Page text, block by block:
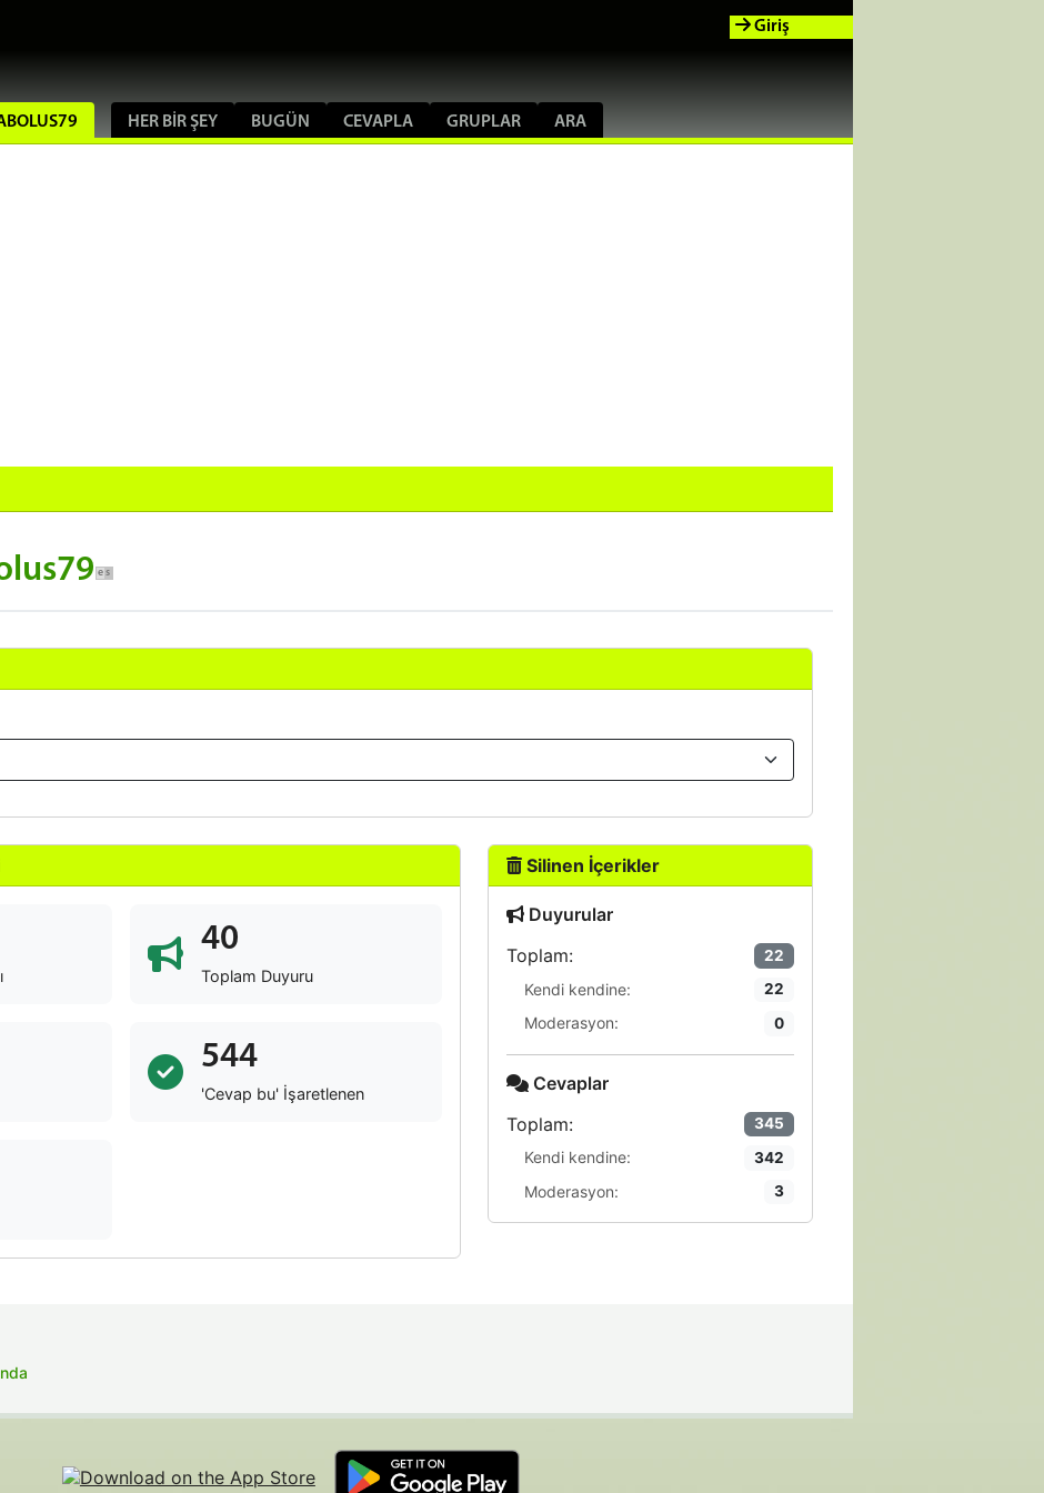
HER BIR ŞEY BUGÜN CEVAPLA GRUPLAR ARA
Giriş
40
Toplam Duyuru
544
'Cevap bu' İşaretlenen
Silinen İçerikler
Duyurular
Toplam:
22
Kendi kendine: 22
Moderasyon: 0
Cevaplar
Toplam:
345
Kendi kendine: 342
Moderasyon: 3